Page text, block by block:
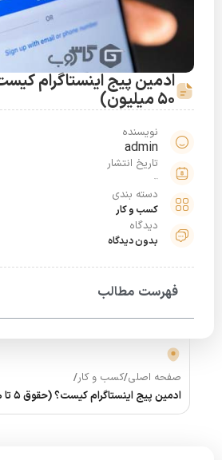
50 میلیون)
نویسنده
admin
تاریخ انتشار
دسته بندی
کسب و کار
دیدگاه
بدون دیدگاه
فهرست مطالب
صفحه اصلی/کسب و کار/
ادمین پیج اینستاگرام کیست؟ (حقوق 5 تا 50 میلیون)